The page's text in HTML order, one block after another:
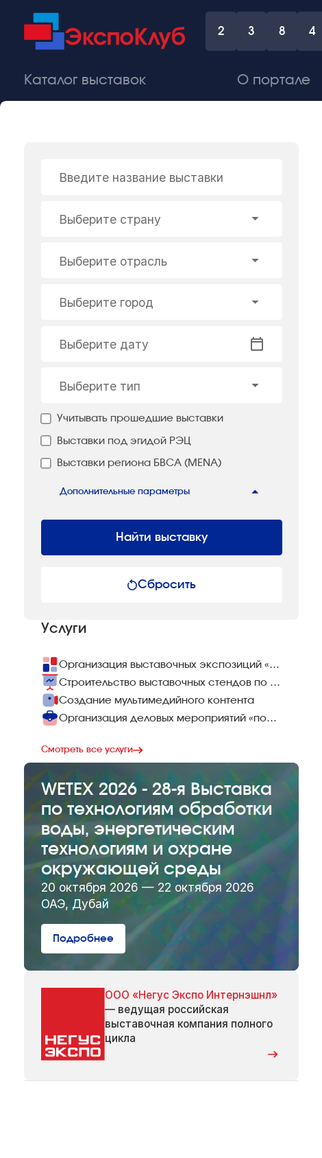
2 3 8 4
Каталог выставок О портале
Введите название выставки
Выберите страну
Выберите отрасль
Выберите город
Выберите дату
Выберите тип
Учитывать прошедшие выставки
Выставки под эгидой РЭЦ
Выставки региона БВСА (MENA)
Дополнительные параметры
Найти выставку
Сбросить
Услуги
Организация выставочных экспозиций «под ключ»
Строительство выставочных стендов по всему миру
Создание мультимедийного контента
Организация деловых мероприятий «под ключ»
Смотреть все услуги
WETEX 2026 - 28-я Выставка
по технологиям обработки
воды, энергетическим
технологиям и охране
окружающей среды
20 октября 2026 — 22 октября 2026
ОАЭ, Дубай
Подробнее
ООО «Негус Экспо Интернэшнл»
— ведущая российская
выставочная компания полного
цикла